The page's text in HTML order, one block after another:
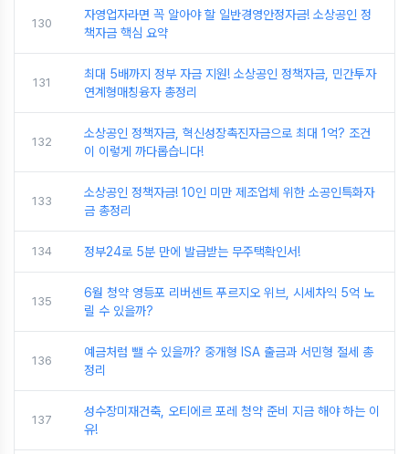
130
자영업자라면 꼭 알아야 할 일반경영안정자금! 소상공인 정
책자금 핵심 요약
131
최대 5배까지 정부 자금 지원! 소상공인 정책자금, 민간투자
연계형매칭융자 총정리
132
소상공인 정책자금, 혁신성장촉진자금으로 최대 1억? 조건
이 이렇게 까다롭습니다!
133
소상공인 정책자금! 10인 미만 제조업체 위한 소공인특화자
금 총정리
134 정부24로 5분 만에 발급받는 무주택확인서!
135
6월 청약 영등포 리버센트 푸르지오 위브, 시세차익 5억 노
릴 수 있을까?
136
예금처럼 뺄 수 있을까? 중개형 ISA 출금과 서민형 절세 총
정리
137
성수장미재건축, 오티에르 포레 청약 준비 지금 해야 하는 이
유!